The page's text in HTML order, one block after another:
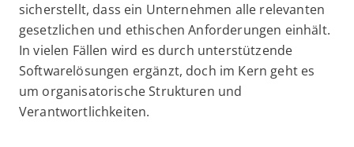
sicherstellt, dass ein Unternehmen alle relevanten
gesetzlichen und ethischen Anforderungen einhält.
In vielen Fällen wird es durch unterstützende
Softwarelösungen ergänzt, doch im Kern geht es
um organisatorische Strukturen und
Verantwortlichkeiten.